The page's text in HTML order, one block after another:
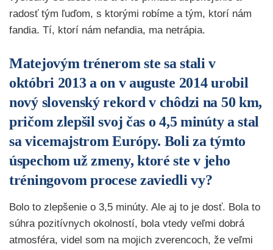
radosť tým ľuďom, s ktorými robíme a tým, ktorí nám
fandia. Tí, ktorí nám nefandia, ma netrápia.
Matejovým trénerom ste sa stali v
októbri 2013 a on v auguste 2014 urobil
nový slovenský rekord v chôdzi na 50 km,
pričom zlepšil svoj čas o 4,5 minúty a stal
sa vicemajstrom Európy. Boli za týmto
úspechom už zmeny, ktoré ste v jeho
tréningovom procese zaviedli vy?
Bolo to zlepšenie o 3,5 minúty. Ale aj to je dosť. Bola to
súhra pozitívnych okolností, bola vtedy veľmi dobrá
atmosféra, videl som na mojich zverencoch, že veľmi